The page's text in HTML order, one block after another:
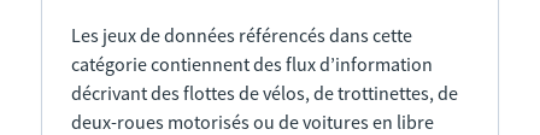
Les jeux de données référencés dans cette
catégorie contiennent des flux d’information
décrivant des flottes de vélos, de trottinettes, de
deux-roues motorisés ou de voitures en libre